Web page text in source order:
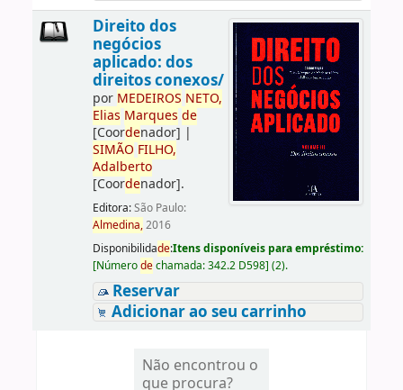
Direito dos
negócios
aplicado: dos
direitos conexos/
por MEDEIROS NETO,
Elias Marques de
[Coordenador] |
SIMÃO FILHO,
Adalberto
[Coordenador].
Editora:São Paulo:
Almedina,2016
Disponibilidade:Itens disponíveis para empréstimo:
[Númerodechamada:342.2 D598] (2).
Reservar
Adicionar ao seu carrinho
Não encontrou o
que procura?